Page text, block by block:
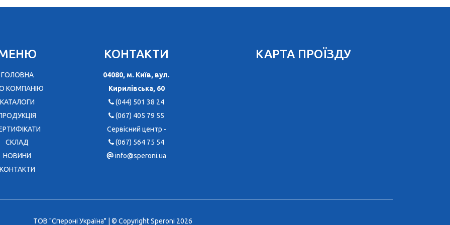
ГОЛОВНА
КОМПАНІЮ
КАТАЛОГИ
CКЛАД
НОВИНИ
КОНТАКТИ
04080, м. Київ, вул.
Кирилівська, 60
(044) 501 38 24
(067) 405 79 55
Сервісний центр -
(067) 564 75 54
info@speroni.ua
КАРТА ПРОЇЗДУ
ТОВ "Спероні Україна" | © Copyright Speroni 2026